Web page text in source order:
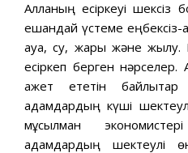
Алланың есіркеуі шексіз
ешқандай үстеме
ауа, су, жарық және
есіркеп берген
қажет ететін
адамдардың күші
мұсылман
адамдардың шектеулі